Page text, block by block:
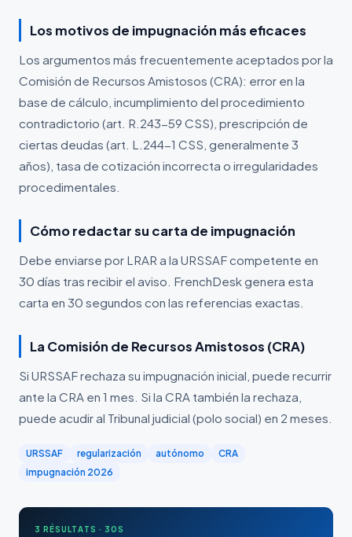
Los motivos de impugnación más eficaces
Los argumentos más frecuentemente aceptados por la
Comisión de Recursos Amistosos (CRA): error en la
base de cálculo, incumplimiento del procedimiento
contradictorio (art. R.243-59 CSS), prescripción de
ciertas deudas (art. L.244-1 CSS, generalmente 3
años), tasa de cotización incorrecta o irregularidades
procedimentales.
Cómo redactar su carta de impugnación
Debe enviarse por LRAR a la URSSAF competente en
30 días tras recibir el aviso. FrenchDesk genera esta
carta en 30 segundos con las referencias exactas.
La Comisión de Recursos Amistosos (CRA)
Si URSSAF rechaza su impugnación inicial, puede recurrir
ante la CRA en 1 mes. Si la CRA también la rechaza,
puede acudir al Tribunal judicial (polo social) en 2 meses.
URSSAF regularización autónomo
CRA
impugnación 2026
3 RÉSULTATS · 30S